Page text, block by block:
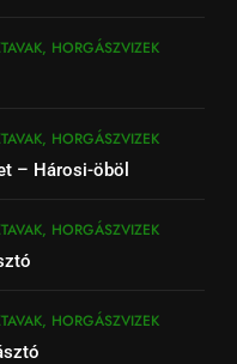
HORGÁSZVIZEK
HORGÁSZVIZEK
– Hárosi-öböl
HORGÁSZVIZEK
HORGÁSZVIZEK